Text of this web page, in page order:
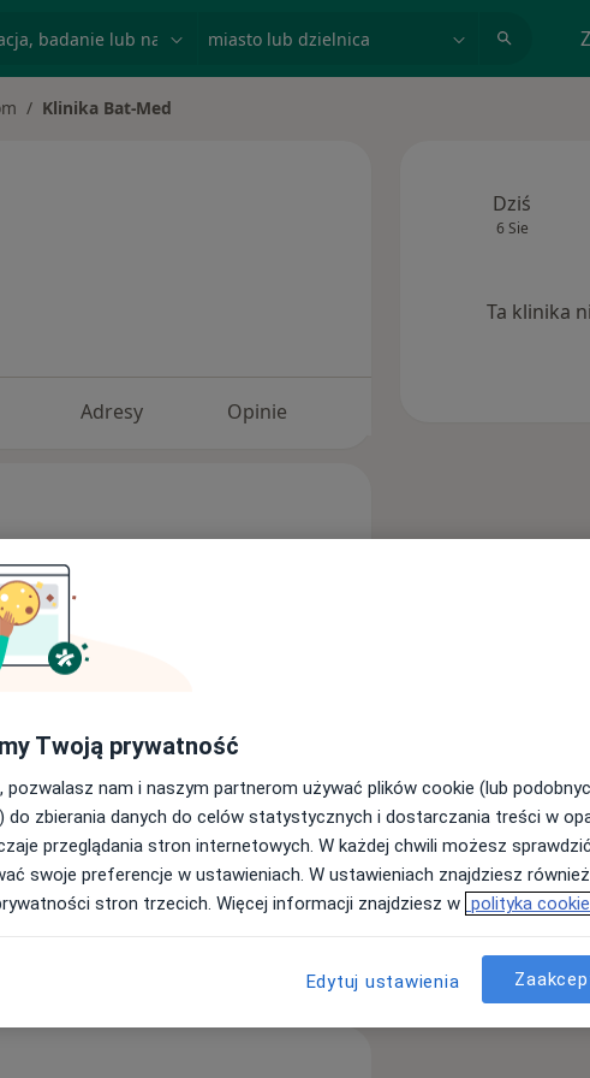
Klinika Bat-Med
Adresy Opinie
powstania zrodził się z potrzeby
miejscu pacjent mógł otrzymać
diagnostyki, monitorowanie
Bat-Med jest próbą połącznia lekarzy
pozostawiał pacjenta zdanego na
tworzą ją najwyższej klasy
zawodowych przez
pacjent czuł, że po wyjściu z kliniki
Dziś
6 Sie
Ta klinika
Twoją prywatność
pozwalasz nam i naszym partnerom używać plików cookie (lub
do zbierania danych do celów statystycznych i dostarczania treści w
przeglądania stron internetowych. W każdej chwili możesz
swoje preferencje w ustawieniach. W ustawieniach znajdziesz
stron trzecich. Więcej informacji znajdziesz w polityka
Edytuj ustawienia